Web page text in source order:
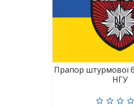
Прапор штурмової
НГУ